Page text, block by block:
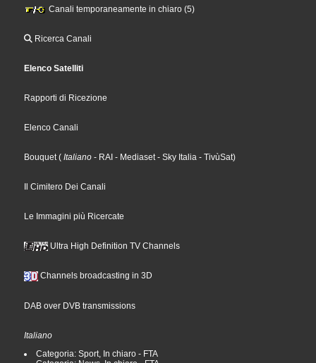
Canali temporaneamente in chiaro (5)
Ricerca Canali
Elenco Satelliti
Rapporti di Ricezione
Elenco Canali
Bouquet( Italiano - RAI - Mediaset- Sky Italia - TivùSat)
Il Cimitero Dei Canali
Le Immagini più Ricercate
Ultra High Definition TV Channels
Channels broadcasting in 3D
DAB over DVB transmissions
Italiano
Categoria: Sport, In chiaro - FTA